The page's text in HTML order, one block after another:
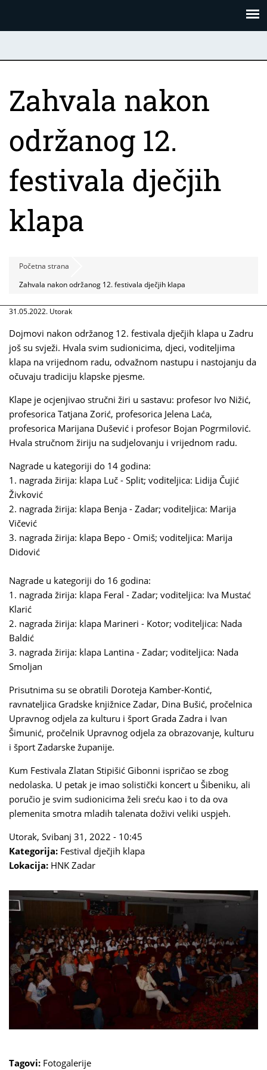
Zahvala nakon
održanog 12.
festivala dječjih
klapa
Početna strana
Zahvala nakon održanog 12. festivala dječjih klapa
31.05.2022. Utorak
Dojmovi nakon održanog 12. festivala dječjih klapa u Zadru
još su svježi. Hvala svim sudionicima, djeci, voditeljima
klapa na vrijednom radu, odvažnom nastupu i nastojanju da
očuvaju tradiciju klapske pjesme.
Klape je ocjenjivao stručni žiri u sastavu: profesor Ivo Nižić,
profesorica Tatjana Zorić, profesorica Jelena Laća,
profesorica Marijana Dušević i profesor Bojan Pogrmilović.
Hvala stručnom žiriju na sudjelovanju i vrijednom radu.
Nagrade u kategoriji do 14 godina:
1. nagrada žirija: klapa Luč - Split; voditeljica: Lidija Čujić
Živković
2. nagrada žirija: klapa Benja - Zadar; voditeljica: Marija
Vičević
3. nagrada žirija: klapa Bepo - Omiš; voditeljica: Marija
Didović
Nagrade u kategoriji do 16 godina:
1. nagrada žirija: klapa Feral - Zadar; voditeljica: Iva Mustać
Klarić
2. nagrada žirija: klapa Marineri - Kotor; voditeljica: Nada
Baldić
3. nagrada žirija: klapa Lantina - Zadar; voditeljica: Nada
Smoljan
Prisutnima su se obratili Doroteja Kamber-Kontić,
ravnateljica Gradske knjižnice Zadar, Dina Bušić, pročelnica
Upravnog odjela za kulturu i šport Grada Zadra i Ivan
Šimunić, pročelnik Upravnog odjela za obrazovanje, kulturu
i šport Zadarske županije.
Kum Festivala Zlatan Stipišić Gibonni ispričao se zbog
nedolaska. U petak je imao solistički koncert u Šibeniku, ali
poručio je svim sudionicima želi sreću kao i to da ova
plemenita smotra mladih talenata doživi veliki uspjeh.
Utorak, Svibanj 31, 2022 - 10:45
Kategorija: Festival dječjih klapa
Lokacija: HNK Zadar
Tagovi: Fotogalerije